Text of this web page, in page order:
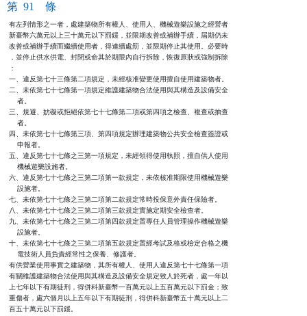
第 91 條
有左列情形之一者，處建築物所有權人、使用人、機械遊樂設施之經營者
新臺幣六萬元以上三十萬元以下罰鍰，並限期改善或補辦手續，屆期仍未
改善或補辦手續而繼續使用者，得連續處罰，並限期停止其使用。必要時
，並停止供水供電、封閉或命其於期限內自行拆除，恢復原狀或強制拆除
：
一、違反第七十三條第二項規定，未經核准變更使用擅自使用建築物者。
二、未依第七十七條第一項規定維護建築物合法使用與其構造及設備安全
    者。
三、規避、妨礙或拒絕依第七十七條第二項或第四項之檢查、複查或抽查
    者。
四、未依第七十七條第三項、第四項規定辦理建築物公共安全檢查簽證或
    申報者。
五、違反第七十七條之三第一項規定，未經領得使用執照，擅自供人使用
    機械遊樂設施者。
六、違反第七十七條之三第二項第一款規定，未依核准期限使用機械遊樂
    設施者。
七、未依第七十七條之三第二項第二款規定常時投保意外責任保險者。
八、未依第七十七條之三第二項第三款規定實施定期安全檢查者。
九、未依第七十七條之三第二項第四款規定置專任人員管理操作機械遊樂
    設施者。
十、未依第七十七條之三第二項第五款規定置經考試及格或檢定合格之機
    電技術人員負責經常性之保養、修護者。
有供營業使用事實之建築物，其所有權人、使用人違反第七十七條第一項
有關維護建築物合法使用與其構造及設備安全規定致人於死者，處一年以
上七年以下有期徒刑，得併科新臺幣一百萬元以上五百萬元以下罰金；致
重傷者，處六個月以上五年以下有期徒刑，得併科新臺幣五十萬元以上二
百五十萬元以下罰鍰。